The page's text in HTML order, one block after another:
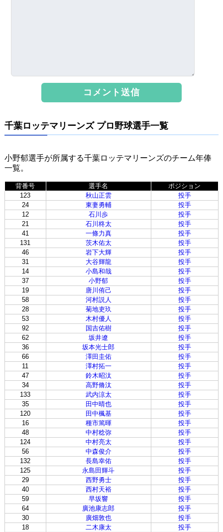
千葉ロッテマリーンズ プロ野球選手一覧
小野郁選手が所属する千葉ロッテマリーンズのチーム年俸
一覧。
背番号 選手名
ポジション
123
秋山正雲
投手
24
東妻勇輔
投手
12
石川歩
投手
21
石川柊太
投手
41
一條力真
投手
131
茨木佑太
投手
46
岩下大輝
投手
31
大谷輝龍
投手
14
小島和哉
投手
37
小野郁
投手
19
唐川侑己
投手
58
河村説人
投手
28
菊地吏玖
投手
53
木村優人
投手
92
国吉佑樹
投手
62
坂井遼
投手
36
坂本光士郎
投手
66
澤田圭佑
投手
11
澤村拓一
投手
47
鈴木昭汰
投手
34
高野脩汰
投手
133
武内涼太
投手
35
田中晴也
投手
120
田中楓基
投手
16
種市篤暉
投手
48
中村稔弥
投手
124
中村亮太
投手
56
中森俊介
投手
132
長島幸佑
投手
125
永島田輝斗
投手
29
西野勇士
投手
40
西村天裕
投手
59
早坂響
投手
64
廣池康志郎
投手
30
廣畑敦也
投手
18
二木康太
投手